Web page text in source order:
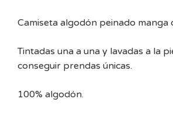
Camiseta algodón peinado manga
Tintadas una a una y lavadas a la
conseguir prendas únicas.
100% algodón.